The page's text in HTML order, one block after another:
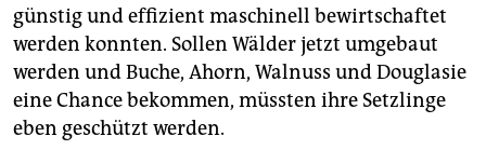
günstig und effizient maschinell bewirtschaftet
werden konnten. Sollen Wälder jetzt umgebaut
werden und Buche, Ahorn, Walnuss und Douglasie
eine Chance bekommen, müssten ihre Setzlinge
eben geschützt werden.